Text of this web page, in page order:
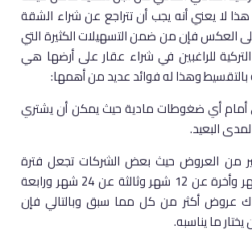
لا يعني أنه يجب أن تتراجع عن شراء الشقة
العكس فإن من ضمن التسهيلات الكثيرة التي
للراغبين في شراء عقار على أرضها هي
وهذا له فوائد عديد من أهمها:
أمام أي ضغوطات مادية حيث يمكن أن يشتري
البعيد.
من العروض حيث بعض الشركات تجعل فترة
التقسيط عن 6 أشهر وأخرة عن 12 شهر وثالثة عن 24 شهر ورابعة
عروض أكثر من كل مما سبق وبالتالي فإن
ما يناسبه.